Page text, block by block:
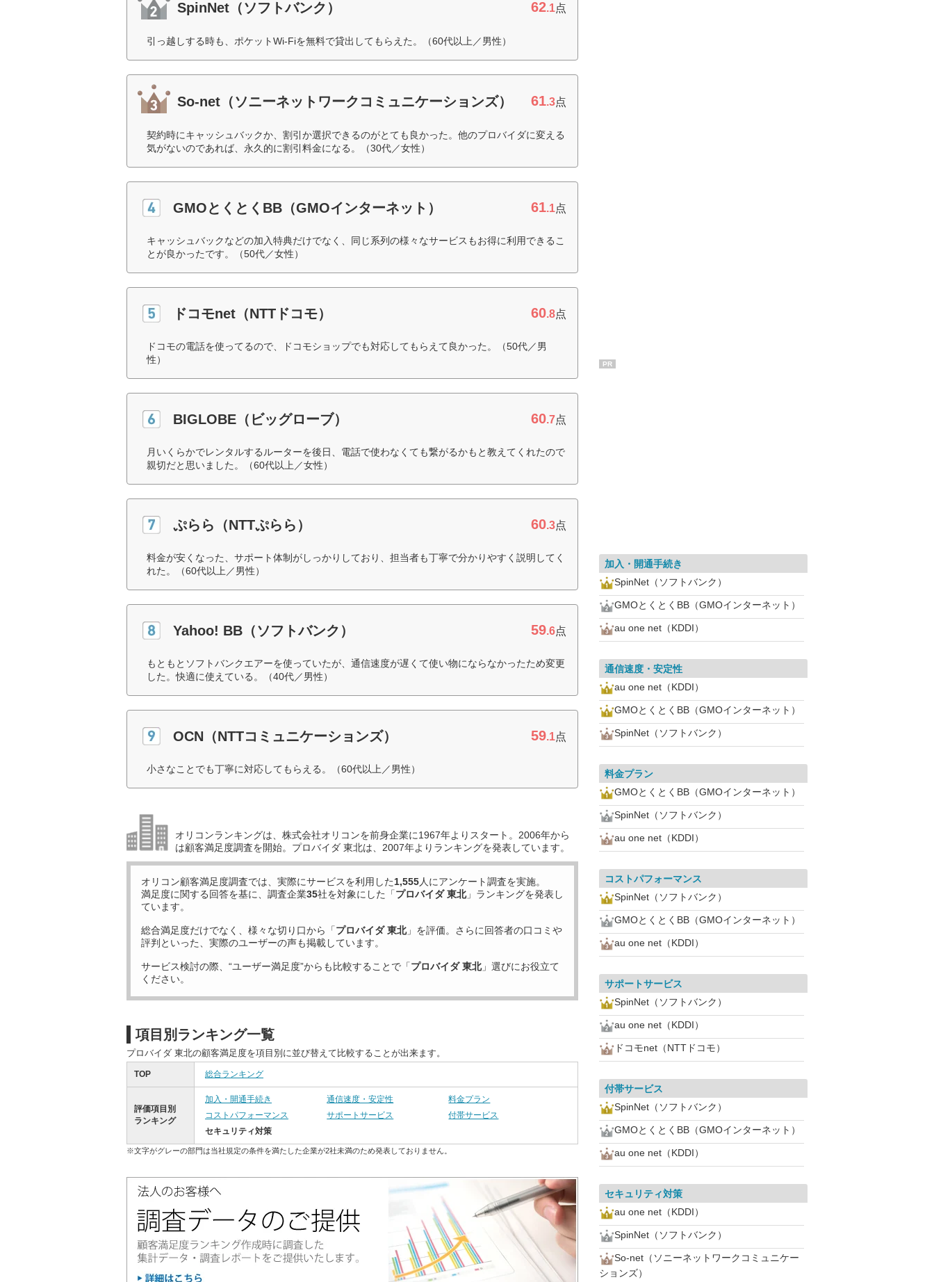
SpinNet（ソフトバンク） 62.1点
引っ越しする時も、ポケットWi-Fiを無料で貸出してもらえた。（60代以上／男性）
So-net（ソニーネットワークコミュニケーションズ） 61.3点
契約時にキャッシュバックか、割引か選択できるのがとても良かった。他のプロバイダに変える
気がないのであれば、永久的に割引料金になる。（30代／女性）
GMOとくとくBB（GMOインターネット） 61.1点
キャッシュバックなどの加入特典だけでなく、同じ系列の様々なサービスもお得に利用できるこ
とが良かったです。（50代／女性）
ドコモnet（NTTドコモ） 60.8点
ドコモの電話を使ってるので、ドコモショップでも対応してもらえて良かった。（50代／男
性）
BIGLOBE（ビッグローブ） 60.7点
月いくらかでレンタルするルーターを後日、電話で使わなくても繋がるかもと教えてくれたので
親切だと思いました。（60代以上／女性）
ぷらら（NTTぷらら） 60.3点
料金が安くなった、サポート体制がしっかりしており、担当者も丁寧で分かりやすく説明してく
れた。（60代以上／男性）
Yahoo! BB（ソフトバンク） 59.6点
もともとソフトバンクエアーを使っていたが、通信速度が遅くて使い物にならなかったため変更
した。快適に使えている。（40代／男性）
OCN（NTTコミュニケーションズ） 59.1点
小さなことでも丁寧に対応してもらえる。（60代以上／男性）
オリコンランキングは、株式会社オリコンを前身企業に1967年よりスタート。2006年から
は顧客満足度調査を開始。プロバイダ 東北は、2007年よりランキングを発表しています。
オリコン顧客満足度調査では、実際にサービスを利用した1,555人にアンケート調査を実施。
満足度に関する回答を基に、調査企業35社を対象にした「プロバイダ 東北」ランキングを発表し
ています。
総合満足度だけでなく、様々な切り口から「プロバイダ 東北」を評価。さらに回答者の口コミや
評判といった、実際のユーザーの声も掲載しています。
サービス検討の際、“ユーザー満足度”からも比較することで「プロバイダ 東北」選びにお役立て
ください。
項目別ランキング一覧
プロバイダ 東北の顧客満足度を項目別に並び替えて比較することが出来ます。
TOP 総合ランキング
評価項目別
ランキング
加入・開通手続き 通信速度・安定性
料金プラン
コストパフォーマンス
サポートサービス
付帯サービス
セキュリティ対策
※文字がグレーの部門は当社規定の条件を満たした企業が2社未満のため発表しておりません。
PR
加入・開通手続き
SpinNet（ソフトバンク）
GMOとくとくBB（GMOインターネット）
au one net（KDDI）
通信速度・安定性
au one net（KDDI）
GMOとくとくBB（GMOインターネット）
SpinNet（ソフトバンク）
料金プラン
GMOとくとくBB（GMOインターネット）
SpinNet（ソフトバンク）
au one net（KDDI）
コストパフォーマンス
SpinNet（ソフトバンク）
GMOとくとくBB（GMOインターネット）
au one net（KDDI）
サポートサービス
SpinNet（ソフトバンク）
au one net（KDDI）
ドコモnet（NTTドコモ）
付帯サービス
SpinNet（ソフトバンク）
GMOとくとくBB（GMOインターネット）
au one net（KDDI）
セキュリティ対策
au one net（KDDI）
SpinNet（ソフトバンク）
So-net（ソニーネットワークコミュニケー
ションズ）